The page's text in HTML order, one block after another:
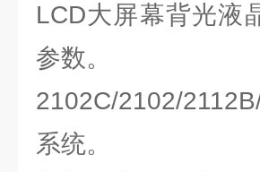
LCD大屏幕背光液
参数。
2102C/2102/
系统。